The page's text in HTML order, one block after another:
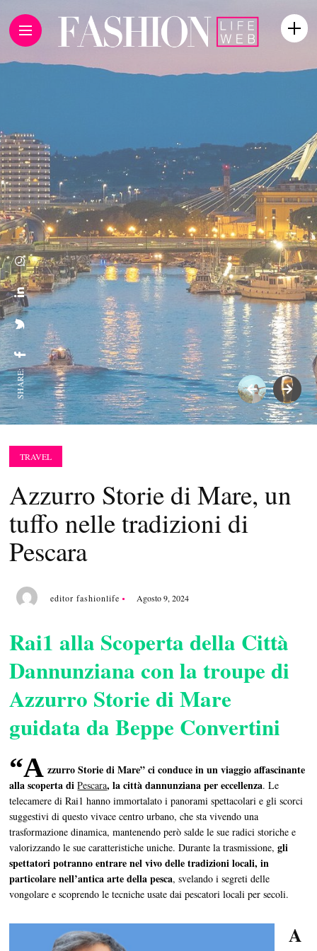
SHARE:
TRAVEL
Azzurro Storie di Mare, un
tuffo nelle tradizioni di
Pescara
editor fashionlife Agosto 9, 2024
Rai1 alla Scoperta della Città
Dannunziana con la troupe di
Azzurro Storie di Mare
guidata da Beppe Convertini
“A zzurro Storie di Mare” ci conduce in un viaggio affascinante
alla scoperta diPescara, la città dannunziana per eccellenza. Le
telecamere di Rai1 hanno immortalato i panorami spettacolari e gli scorci
suggestivi di questo vivace centro urbano, che sta vivendo una
trasformazione dinamica, mantenendo però salde le sue radici storiche e
valorizzando le sue caratteristiche uniche. Durante la trasmissione,gli
spettatori potranno entrare nel vivo delle tradizioni locali, in
particolare nell’antica arte della pesca, svelando i segreti delle
vongolare e scoprendo le tecniche usate dai pescatori locali per secoli.
A